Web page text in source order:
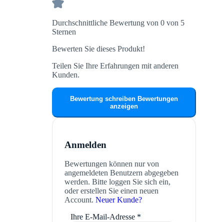
Durchschnittliche Bewertung von 0 von 5
Sternen
Bewerten Sie dieses Produkt!
Teilen Sie Ihre Erfahrungen mit anderen
Kunden.
Bewertung schreiben Bewertungen
anzeigen
Anmelden
Bewertungen können nur von
angemeldeten Benutzern abgegeben
werden. Bitte loggen Sie sich ein,
oder erstellen Sie einen neuen
Account. Neuer Kunde?
Ihre E-Mail-Adresse *